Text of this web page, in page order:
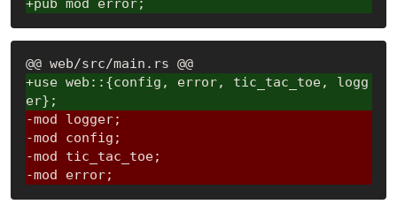
+pub mod error;
@@ web/src/main.rs @@
+use web::{config, error, tic_tac_toe, logg
er};
-mod logger;
-mod config;
-mod tic_tac_toe;
-mod error;